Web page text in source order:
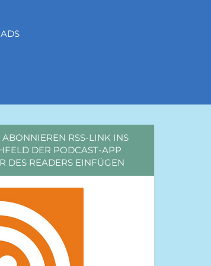
RSS-LINK INS
DER PODCAST-APP
DES READERS EINFÜGEN